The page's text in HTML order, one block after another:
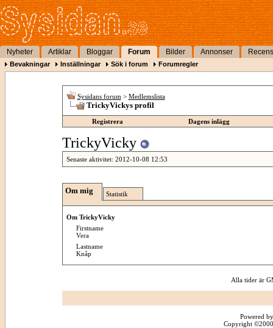
Nyheter Artiklar Bloggar Forum Bilder Annonser
Bevakningar Inställningar Sök i forum Forumregler
Sysidans forum > Medlemslista
TrickyVickys profil
Registrera Dagens inlägg
TrickyVicky
Senaste aktivitet: 2012-10-08 12:53
Om mig Statistik
Om TrickyVicky
Firstname
Vera
Lastname
Knåp
Alla tider är
Powered
Copyright